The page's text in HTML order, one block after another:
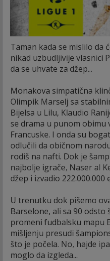
Taman kada se mislilo da
nikad uzbudljivije vlasnici
da se uhvate za džep...
Monakova simpatična
Olimpik Marselj sa
Bijelsa u Lilu, Klaudio
se drama u punom
Francuske. I onda su
odlučili da običnom
rodiš na nafti. Dok je
najbolje igrače, Naser al
džep i izvadio 222.000.000
U trenutku dok pišemo
Barselone, ali sa 90 odsto
promeni fudbalsku mapu
mišljenju presudi
što je počela. No, hajde
moglo da izgleda...